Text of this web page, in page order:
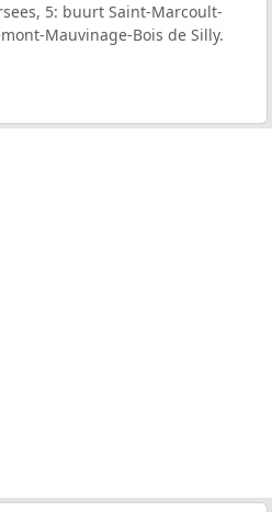
5: buurt Saint-Marcoult-
Mauvinage-Bois de Silly.